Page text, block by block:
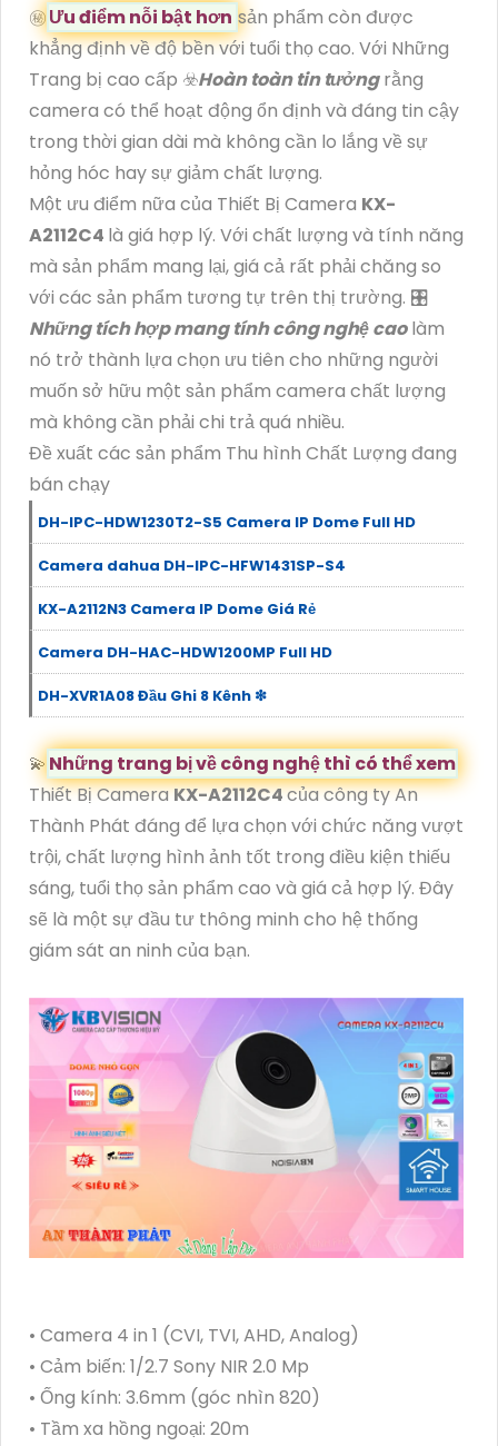
㊙️Ưu điểm nỗi bật hơn sản phẩm còn được
khẳng định về độ bền với tuổi thọ cao. Với Những
Trang bị cao cấp ☣️Hoàn toàn tin tưởngrằng
camera có thể hoạt động ổn định và đáng tin cậy
trong thời gian dài mà không cần lo lắng về sự
hỏng hóc hay sự giảm chất lượng.
Một ưu điểm nữa của Thiết Bị Camera KX-
A2112C4 là giá hợp lý. Với chất lượng và tính năng
mà sản phẩm mang lại, giá cả rất phải chăng so
với các sản phẩm tương tự trên thị trường. 🎛
Những tích hợp mang tính công nghệ caolàm
nó trở thành lựa chọn ưu tiên cho những người
muốn sở hữu một sản phẩm camera chất lượng
mà không cần phải chi trả quá nhiều.
Đề xuất các sản phẩm Thu hình Chất Lượng đang
bán chạy
DH-IPC-HDW1230T2-S5 Camera IP Dome Full HD
Camera dahua DH-IPC-HFW1431SP-S4
KX-A2112N3 Camera IP Dome Giá Rẻ
Camera DH-HAC-HDW1200MP Full HD
DH-XVR1A08 Đầu Ghi 8 Kênh ❇
💫 Những trang bị về công nghệ thì có thể xem
Thiết Bị CameraKX-A2112C4của công ty An
Thành Phát đáng để lựa chọn với chức năng vượt
trội, chất lượng hình ảnh tốt trong điều kiện thiếu
sáng, tuổi thọ sản phẩm cao và giá cả hợp lý. Đây
sẽ là một sự đầu tư thông minh cho hệ thống
giám sát an ninh của bạn.
• Camera 4 in 1 (CVI, TVI, AHD, Analog)
• Cảm biến: 1/2.7 Sony NIR 2.0 Mp
• Ống kính: 3.6mm (góc nhìn 820)
• Tầm xa hồng ngoại: 20m